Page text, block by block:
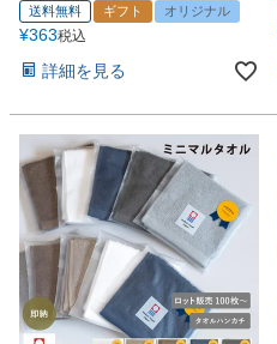
送料無料 ギフト オリジナル
¥363税込
詳細を見る